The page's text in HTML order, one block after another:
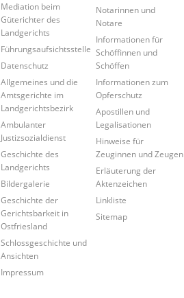
Mediation beim
Güterichter des
Landgerichts
Führungsaufsichtsstelle
Datenschutz
Allgemeines und die
Amtsgerichte im
Landgerichtsbezirk
Ambulanter
Justizsozialdienst
Geschichte des
Landgerichts
Bildergalerie
Geschichte der
Gerichtsbarkeit in
Ostfriesland
Schlossgeschichte und
Ansichten
Impressum
Notarinnen und
Notare
Informationen für
Schöffinnen und
Schöffen
Informationen zum
Opferschutz
Apostillen und
Legalisationen
Hinweise für
Zeuginnen und Zeugen
Erläuterung der
Aktenzeichen
Linkliste
Sitemap